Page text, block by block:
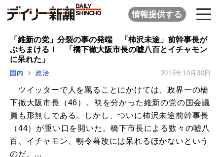
情報提供する
「維新の党」分裂の事の発端 「柿沢未途」前幹事長が
ぶちまける！ 「橋下徹大阪市長の嘘八百とイチャモン
に呆れた」
国内 政治 2015年10月30日
ツイッターで人を罵ることにかけては、政界一の橋
下徹大阪市長（46）。袂を分かった維新の党の国会議
員も形無しである。しかし、ついに柿沢未途前幹事長
（44）が重い口を開いた。橋下市長による数々の嘘八
百、イチャモン、朝令暮改には呆れるほかないという
のだ。...